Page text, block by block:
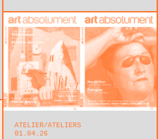
ATELIER ATELIERS
01.04.26